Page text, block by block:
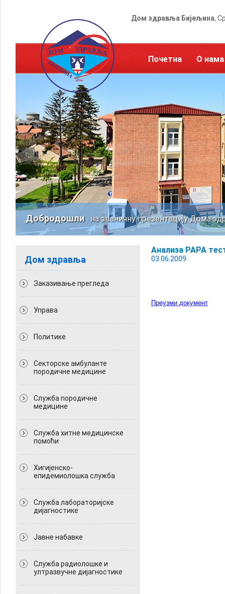
Дом здравља Бијељина,
Почетна О нама
Добродошлина званичну презентацију Дома
Дом здравља
Заказивање прегледа
Управа
Политикe
Секторске амбуланте
породичне медицине
Служба породичне
медицине
Служба хитне медицинске
помоћи
Хигијенско-
епидемиолошка служба
Служба лабораторијске
дијагностике
Јавне набавке
Служба радиолошке и
ултразвучне дијагностике
Анализа PAPA
03.06.2009.
Преузми документ